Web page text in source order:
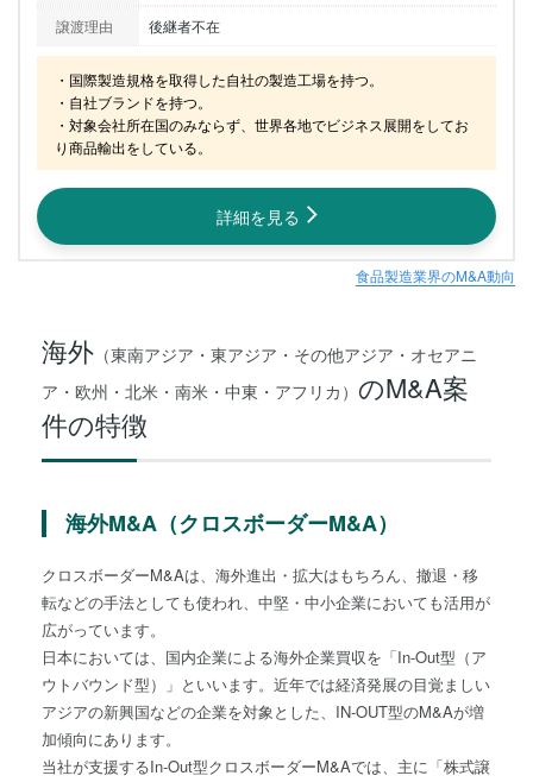
譲渡理由
後継者不在
・国際製造規格を取得した自社の製造工場を持つ。
・自社ブランドを持つ。
・対象会社所在国のみならず、世界各地でビジネス展開をしてお
り商品輸出をしている。
詳細を見る
食品製造業界のM&A動向
海外 （東南アジア・東アジア・その他アジア・オセアニ
ア・欧州・北米・南米・中東・アフリカ） のM&A案
件の特徴
海外M&A（クロスボーダーM&A）
クロスボーダーM&Aは、海外進出・拡大はもちろん、撤退・移
転などの手法としても使われ、中堅・中小企業においても活用が
広がっています。
日本においては、国内企業による海外企業買収を「In-Out型（ア
ウトバウンド型）」といいます。近年では経済発展の目覚ましい
アジアの新興国などの企業を対象とした、IN-OUT型のM&Aが増
加傾向にあります。
当社が支援するIn-Out型クロスボーダーM&Aでは、主に「株式譲